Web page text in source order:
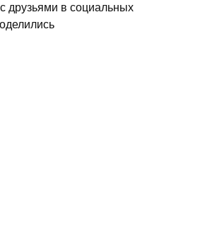
друзьями в социальных